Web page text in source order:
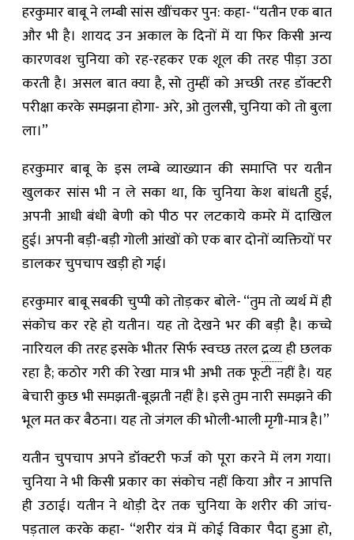
हरकुमार बाबू ने लम्बी सांस खींचकर पुन: कहा- “यतीन एक बात
और भी है। शायद उन अकाल के दिनों में या फिर किसी अन्य
कारणवश चुनिया को रह-रहकर एक शूल की तरह पीड़ा उठा
करती है। असल बात क्या है, सो तुम्हीं को अच्छी तरह डॉक्टरी
परीक्षा करके समझना होगा- अरे, ओ तुलसी, चुनिया को तो बुला
ला।”
हरकुमार बाबू के इस लम्बे व्याख्यान की समाप्ति पर यतीन
खुलकर सांस भी न ले सका था, कि चुनिया केश बांधती हुई,
अपनी आधी बंधी बेणी को पीठ पर लटकाये कमरे में दाखिल
हुई। अपनी बड़ी-बड़ी गोली आंखों को एक बार दोनों व्यक्तियों पर
डालकर चुपचाप खड़ी हो गई।
हरकुमार बाबू सबकी चुप्पी को तोड़कर बोले- “तुम तो व्यर्थ में ही
संकोच कर रहे हो यतीन। यह तो देखने भर की बड़ी है। कच्चे
नारियल की तरह इसके भीतर सिर्फ स्वच्छ तरलद्रव्यही छलक
रहा है; कठोर गरी की रेखा मात्र भी अभी तक फूटी नहीं है। यह
बेचारी कुछ भी समझती-बूझती नहीं है। इसे तुम नारी समझने की
भूल मत कर बैठना। यह तो जंगल की भोली-भाली मृगी-मात्र है।”
यतीन चुपचाप अपने डॉक्टरी फर्ज को पूरा करने में लग गया।
चुनिया ने भी किसी प्रकार का संकोच नहीं किया और न आपत्ति
ही उठाई। यतीन ने थोड़ी देर तक चुनिया के शरीर की जांच-
पड़ताल करके कहा- “शरीर यंत्र में कोई विकार पैदा हुआ हो,